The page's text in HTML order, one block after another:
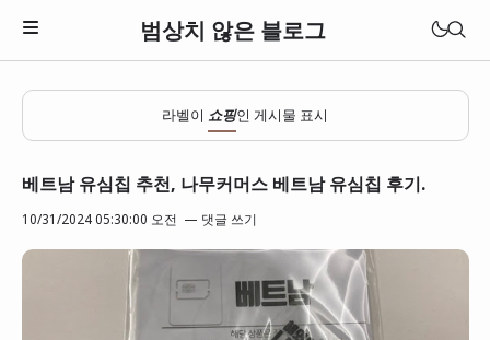
범상치 않은 블로그
라벨이 쇼핑인 게시물 표시
베트남 유심칩 추천, 나무커머스 베트남 유심칩 후기.
10/31/2024 05:30:00 오전 댓글 쓰기